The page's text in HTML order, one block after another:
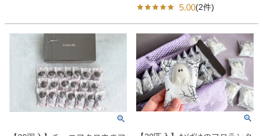
5.00(2件)